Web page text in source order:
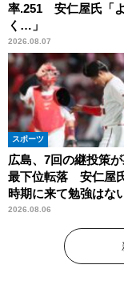
率.251 安仁屋氏「
く…」
2026.08.07
スポーツ
広島、7回の継投策
最下位転落 安仁屋
時期に来て勉強はな
2026.08.06